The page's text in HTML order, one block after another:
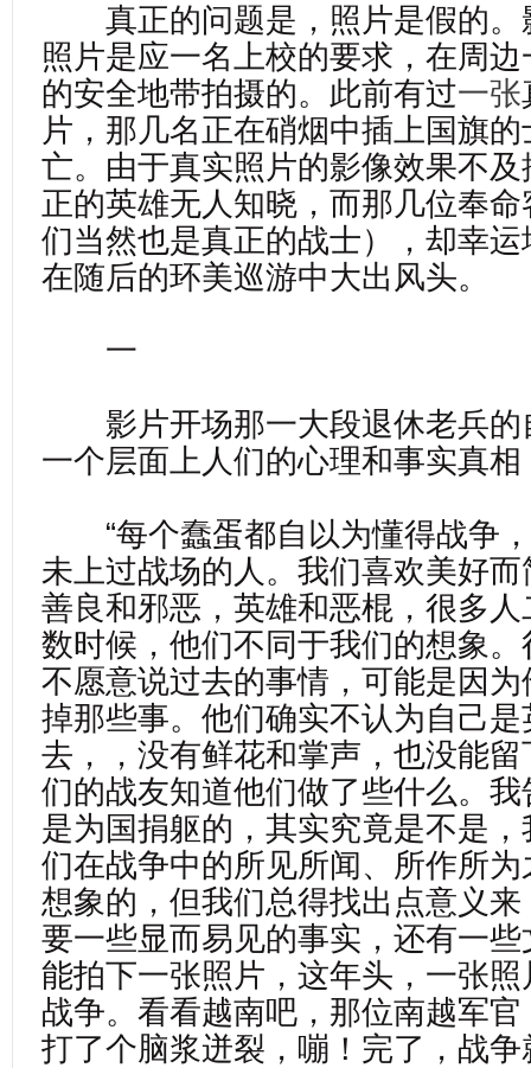
真正的问题是，照片是假的。
照片是应一名上校的要求，在周
的安全地带拍摄的。此前有过一张
片，那几名正在硝烟中插上国旗
亡。由于真实照片的影像效果不
正的英雄无人知晓，而那几位奉
们当然也是真正的战士），却幸
在随后的环美巡游中大出风头。
一
影片开场那一大段退休老兵的
一个层面上人们的心理和事实真相
“每个蠢蛋都自以为懂得战争
未上过战场的人。我们喜欢美好
善良和邪恶，英雄和恶棍，很多
数时候，他们不同于我们的想象
不愿意说过去的事情，可能是因
掉那些事。他们确实不认为自己
去，，没有鲜花和掌声，也没能
们的战友知道他们做了些什么。
是为国捐躯的，其实究竟是不是
们在战争中的所见所闻、所作所
想象的，但我们总得找出点意义
要一些显而易见的事实，还有一
能拍下一张照片，这年头，一张照
战争。看看越南吧，那位南越军
打了个脑浆迸裂，嘣！完了，战争